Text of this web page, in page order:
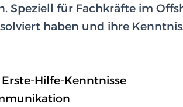
Speziell für Fachkräfte im
haben und ihre
Hilfe-Kenntnisse